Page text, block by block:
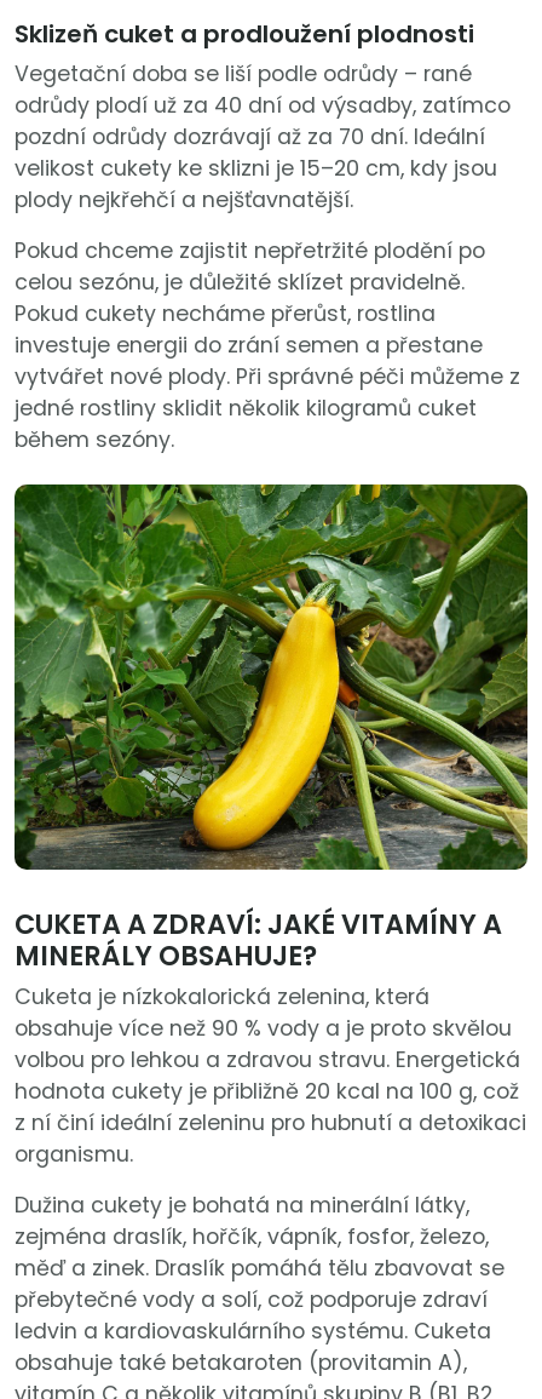
Sklizeň cuket a prodloužení plodnosti
Vegetační doba se liší podle odrůdy – rané
odrůdy plodí už za 40 dní od výsadby, zatímco
pozdní odrůdy dozrávají až za 70 dní. Ideální
velikost cukety ke sklizni je 15–20 cm, kdy jsou
plody nejkřehčí a nejšťavnatější.
Pokud chceme zajistit nepřetržité plodění po
celou sezónu, je důležité sklízet pravidelně.
Pokud cukety necháme přerůst, rostlina
investuje energii do zrání semen a přestane
vytvářet nové plody. Při správné péči můžeme z
jedné rostliny sklidit několik kilogramů cuket
během sezóny.
CUKETA A ZDRAVÍ: JAKÉ VITAMÍNY A
MINERÁLY OBSAHUJE?
Cuketa je nízkokalorická zelenina, která
obsahuje více než 90 % vody a je proto skvělou
volbou pro lehkou a zdravou stravu. Energetická
hodnota cukety je přibližně 20 kcal na 100 g, což
z ní činí ideální zeleninu pro hubnutí a detoxikaci
organismu.
Dužina cukety je bohatá na minerální látky,
zejména draslík, hořčík, vápník, fosfor, železo,
měď a zinek. Draslík pomáhá tělu zbavovat se
přebytečné vody a solí, což podporuje zdraví
ledvin a kardiovaskulárního systému. Cuketa
obsahuje také betakaroten (provitamin A),